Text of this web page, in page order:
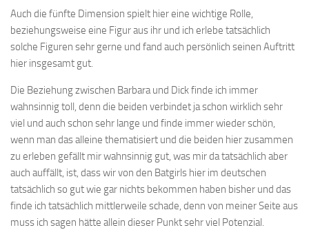
Auch die fünfte Dimension spielt hier eine wichtige Rolle,
beziehungsweise eine Figur aus ihr und ich erlebe tatsächlich
solche Figuren sehr gerne und fand auch persönlich seinen Auftritt
hier insgesamt gut.
Die Beziehung zwischen Barbara und Dick finde ich immer
wahnsinnig toll, denn die beiden verbindet ja schon wirklich sehr
viel und auch schon sehr lange und finde immer wieder schön,
wenn man das alleine thematisiert und die beiden hier zusammen
zu erleben gefällt mir wahnsinnig gut, was mir da tatsächlich aber
auch auffällt, ist, dass wir von den Batgirls hier im deutschen
tatsächlich so gut wie gar nichts bekommen haben bisher und das
finde ich tatsächlich mittlerweile schade, denn von meiner Seite aus
muss ich sagen hätte allein dieser Punkt sehr viel Potenzial.